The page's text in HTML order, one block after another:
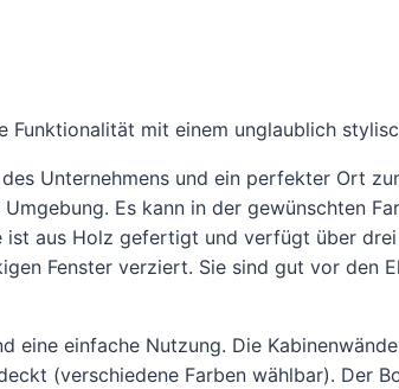
Funktionalität mit einem unglaublich
Unternehmens und ein perfekter Ort
Es kann in der gewünschten
aus Holz gefertigt und verfügt über
Fenster verziert. Sie sind gut vor den
einfache Nutzung. Die
(verschiedene Farben wählbar). Der